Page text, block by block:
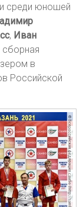
среди юношей
, Иван
сборная
в
Российской